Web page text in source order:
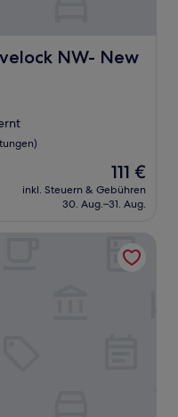
NW- New
New Bern by IHG
Der
Preis
beträgt
111 €
inkl. Steuern & Gebühren
30. Aug.–31. Aug.